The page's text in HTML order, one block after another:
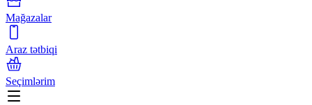
Mağazalar
Araz tətbiqi
Seçimlərim